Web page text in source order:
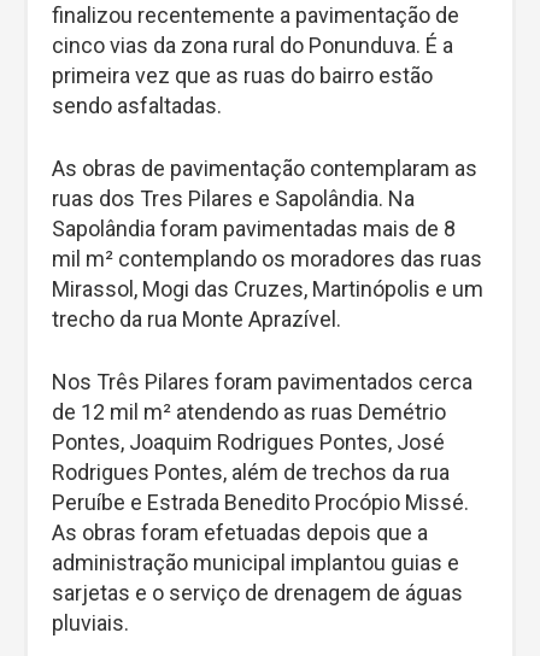
finalizou recentemente a pavimentação de
cinco vias da zona rural do Ponunduva. É a
primeira vez que as ruas do bairro estão
sendo asfaltadas.
As obras de pavimentação contemplaram as
ruas dos Tres Pilares e Sapolândia. Na
Sapolândia foram pavimentadas mais de 8
mil m² contemplando os moradores das ruas
Mirassol, Mogi das Cruzes, Martinópolis e um
trecho da rua Monte Aprazível.
Nos Três Pilares foram pavimentados cerca
de 12 mil m² atendendo as ruas Demétrio
Pontes, Joaquim Rodrigues Pontes, José
Rodrigues Pontes, além de trechos da rua
Peruíbe e Estrada Benedito Procópio Missé.
As obras foram efetuadas depois que a
administração municipal implantou guias e
sarjetas e o serviço de drenagem de águas
pluviais.